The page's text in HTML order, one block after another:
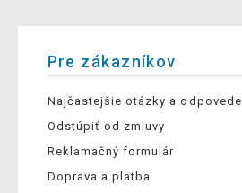
Pre zákazníkov
Najčastejšie otázky a odpovede
Odstúpiť od zmluvy
Reklamačný formulár
Doprava a platba